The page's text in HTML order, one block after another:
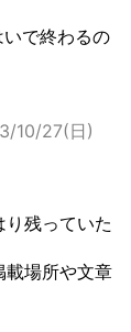
で終わるの
10/27(日)
残っていた
載場所や文章